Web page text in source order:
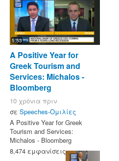
5:53
A Positive Year for
Greek Tourism and
Services: Michalos -
Bloomberg
10 χρόνια πριν
σε Speeches-Ομιλίες
A Positive Year for Greek
Tourism and Services:
Michalos - Bloomberg
8,474 εμφανίσεις